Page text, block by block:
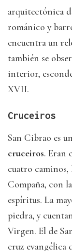
arquitectónica
románico y
encuentra un
también se
interior,
XVII.
Cruceiros
San Cibrao es
cruceiros. Eran
cuatro caminos,
Compaña, con
espíritus. La
piedra, y
Virgen. El de
cruz evangélica